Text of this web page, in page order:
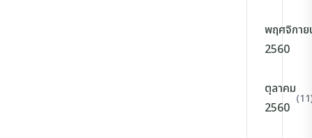
พฤศจิกาย
2560
ตุลาคม
2560